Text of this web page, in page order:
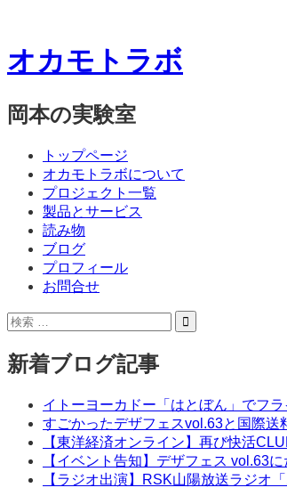
オカモトラボ
岡本の実験室
プ
トップページ
オカモトラボについて
プロジェクト一覧
製品とサービス
読み物
ブログ
プロフィール
お問合せ
サ
ド
バ
検
新着ブログ記事
イトーヨーカドー「はとぼん」でフ
すごかったデザフェスvol.63と国際送
【東洋経済オンライン】再び快活
【イベント告知】デザフェス vol.63
【ラジオ出演】RSK山陽放送ラジオ